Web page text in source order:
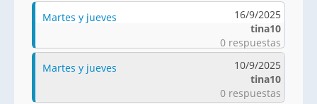
Martes y jueves
16/9/2025
tina10
0 respuestas
Martes y jueves
10/9/2025
tina10
0 respuestas